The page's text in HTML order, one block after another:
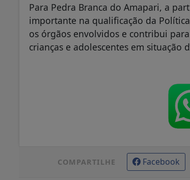
Para Pedra Branca do Amapari, a
importante na qualificação da
os órgãos envolvidos e contribui
crianças e adolescentes em situação
COMPARTILHE Facebook